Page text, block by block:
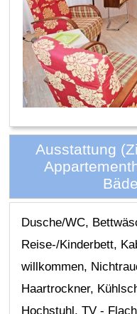
Ausstattung
Dusche/WC,
Reise-/Kinderbett,
willkommen,
Haartrockner,
Hochstuhl, TV -